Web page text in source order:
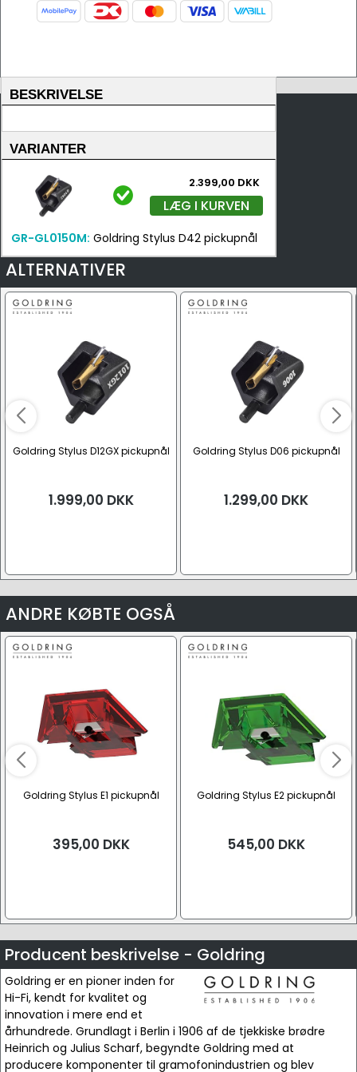
BESKRIVELSE
VARIANTER
2.399,00 DKK
LÆG I KURVEN
GR-GL0150M: Goldring Stylus D42 pickupnål
ALTERNATIVER
Goldring Stylus D12GX pickupnål
1.999,00 DKK
Goldring Stylus D06 pickupnål
1.299,00 DKK
ANDRE KØBTE OGSÅ
Goldring Stylus E1 pickupnål
395,00 DKK
Goldring Stylus E2 pickupnål
545,00 DKK
Producent beskrivelse - Goldring
Goldring er en pioner inden for
Hi-Fi, kendt for kvalitet og
innovation i mere end et
århundrede. Grundlagt i Berlin i 1906 af de tjekkiske brødre
Heinrich og Julius Scharf, begyndte Goldring med at
producere komponenter til gramofonindustrien og blev